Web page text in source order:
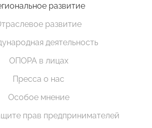
развитие
развитие
деятельность
ОПОРА в лицах
Пресса о нас
Особое мнение
прав предпринимателей